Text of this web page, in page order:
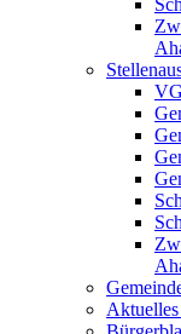
Aktuelles